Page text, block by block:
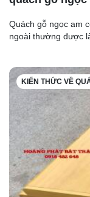
Quách gỗ ngọc am
ngoài thường được
KIẾN THỨC VỀ